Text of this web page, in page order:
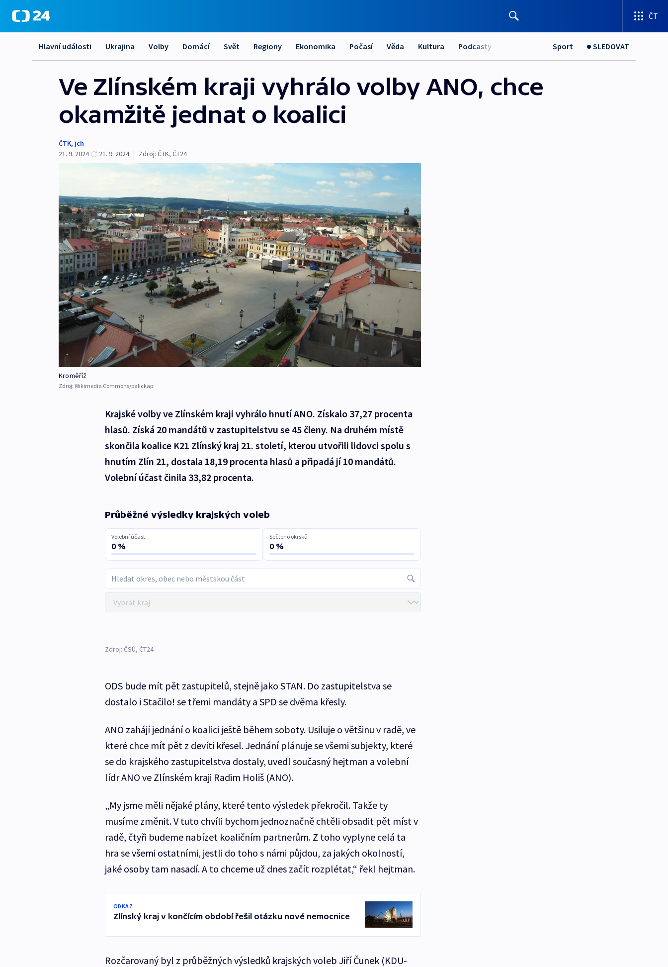
ČT
Hlavní události Ukrajina Volby Domácí Svět Regiony Ekonomika Počasí Věda Kultura Podcasty Sport SLEDOVAT
Ve Zlínském kraji vyhrálo volby ANO, chce
okamžitě jednat o koalici
ČTK, jch
21. 9. 2024
21. 9. 2024 | Zdroj: ČTK, ČT24
Kroměříž
Zdroj: Wikimedia Commons/palickap
Krajské volby ve Zlínském kraji vyhrálo hnutí ANO. Získalo 37,27 procenta
hlasů. Získá 20 mandátů v zastupitelstvu se 45 členy. Na druhém místě
skončila koalice K21 Zlínský kraj 21. století, kterou utvořili lidovci spolu s
hnutím Zlín 21, dostala 18,19 procenta hlasů a připadá jí 10 mandátů.
Volební účast činila 33,82 procenta.
Průběžné výsledky krajských voleb
Volební účast
0 %
Sečteno okrsků
0 %
Zdroj: ČSÚ, ČT24
ODS bude mít pět zastupitelů, stejně jako STAN. Do zastupitelstva se
dostalo i Stačilo! se třemi mandáty a SPD se dvěma křesly.
ANO zahájí jednání o koalici ještě během soboty. Usiluje o většinu v radě, ve
které chce mít pět z devíti křesel. Jednání plánuje se všemi subjekty, které
se do krajského zastupitelstva dostaly, uvedl současný hejtman a volební
lídr ANO ve Zlínském kraji Radim Holiš (ANO).
„My jsme měli nějaké plány, které tento výsledek překročil. Takže ty
musíme změnit. V tuto chvíli bychom jednoznačně chtěli obsadit pět míst v
radě, čtyři budeme nabízet koaličním partnerům. Z toho vyplyne celá ta
hra se všemi ostatními, jestli do toho s námi půjdou, za jakých okolností,
jaké osoby tam nasadí. A to chceme už dnes začít rozplétat,“ řekl hejtman.
ODKAZ
Zlínský kraj v končícím období řešil otázku nové nemocnice
Rozčarovaný byl z průběžných výsledků krajských voleb Jiří Čunek (KDU-